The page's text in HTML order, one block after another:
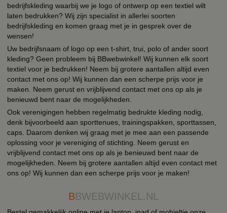
bedrijfskleding waarbij we je logo of ontwerp op een textiel wilt
laten bedrukken? Wij zijn specialist in allerlei soorten
bedrijfskleding en komen graag met je in gesprek over de
wensen!
Uw bedrijfsnaam of logo op een t-shirt, trui, polo of ander soort
kleding? Geen probleem bij BBwebwinkel! Wij kunnen elk soort
textiel voor je bedrukken! Neem bij grotere aantallen altijd even
contact met ons op! Wij kunnen dan een scherpe prijs voor je
maken. Neem gerust en vrijblijvend contact met ons op als je
benieuwd bent naar de mogelijkheden.
Ook verenigingen hebben regelmatig bedrukte kleding nodig,
denk bijvoorbeeld aan sporttenues, trainingspakken, sporttassen,
caps. Daarom denken wij graag met je mee aan een passende
oplossing voor je vereniging of stichting. Neem gerust en
vrijblijvend contact met ons op als je benieuwd bent naar de
mogelijkheden. Neem bij grotere aantallen altijd even contact met
ons op! Wij kunnen dan een scherpe prijs voor je maken!
BBWEBWINKEL.NL